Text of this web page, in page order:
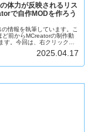
体力が反映されるリス
で自作MODを作ろう
情報を執筆しています。こ
ど前からMCreatorの制作動
。今回は、右クリックで
2025.04.17